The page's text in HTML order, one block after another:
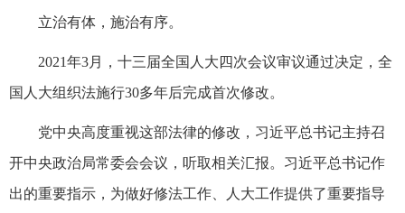
立治有体，施治有序。
2021年3月，十三届全国人大四次会议审议通过决定，全
国人大组织法施行30多年后完成首次修改。
党中央高度重视这部法律的修改，习近平总书记主持召
开中央政治局常委会会议，听取相关汇报。习近平总书记作
出的重要指示，为做好修法工作、人大工作提供了重要指导